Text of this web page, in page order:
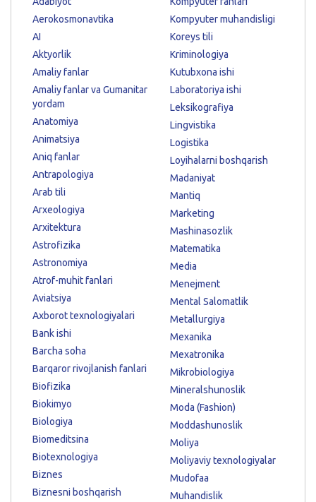
Aerokosmonavtika
AI
Aktyorlik
Amaliy fanlar
Amaliy fanlar va Gumanitar
yordam
Anatomiya
Animatsiya
Aniq fanlar
Antrapologiya
Arab tili
Arxeologiya
Arxitektura
Astrofizika
Astronomiya
Atrof-muhit fanlari
Aviatsiya
Axborot texnologiyalari
Bank ishi
Barcha soha
Barqaror rivojlanish fanlari
Biofizika
Biokimyo
Biologiya
Biomeditsina
Biotexnologiya
Biznes
Biznesni boshqarish
Kompyuter muhandisligi
Koreys tili
Kriminologiya
Kutubxona ishi
Laboratoriya ishi
Leksikografiya
Lingvistika
Logistika
Loyihalarni boshqarish
Madaniyat
Mantiq
Marketing
Mashinasozlik
Matematika
Media
Menejment
Mental Salomatlik
Metallurgiya
Mexanika
Mexatronika
Mikrobiologiya
Mineralshunoslik
Moda (Fashion)
Moddashunoslik
Moliya
Moliyaviy texnologiyalar
Mudofaa
Muhandislik